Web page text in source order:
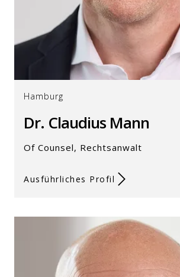
Hamburg
Dr. Claudius Mann
Of Counsel, Rechtsanwalt
Ausführliches Profil